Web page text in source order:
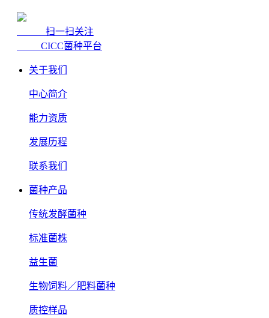
扫一扫关注
CICC菌种平台
关于我们
中心简介
能力资质
发展历程
联系我们
菌种产品
传统发酵菌种
标准菌株
益生菌
生物饲料／肥料菌种
质控样品